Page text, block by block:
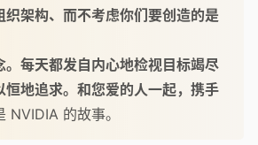
织架构、而不考虑你们要创造的是
。每天都发自内心地检视目标竭尽
恒地追求。和您爱的人一起，携手
NVIDIA 的故事。